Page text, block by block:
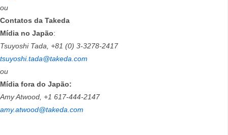
ou
Contatos da Takeda
Mídia no Japão:
Tsuyoshi Tada, +81 (0) 3-3278-2417
tsuyoshi.tada@takeda.com
ou
Mídia fora do Japão:
Amy Atwood, +1 617-444-2147
amy.atwood@takeda.com